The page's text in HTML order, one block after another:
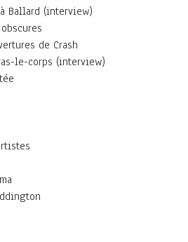
Ballard (interview)
de Crash
le-corps (interview)